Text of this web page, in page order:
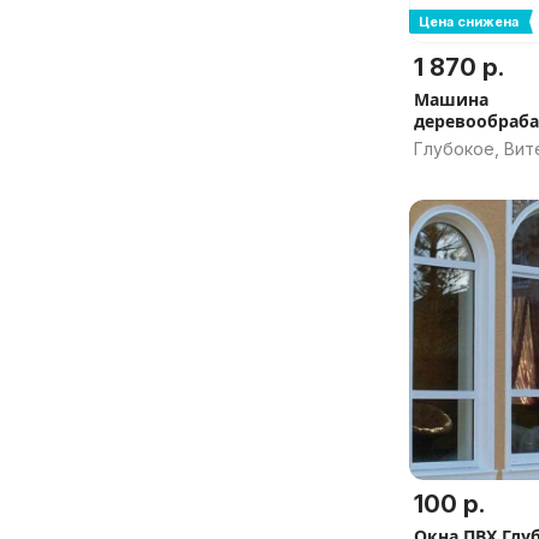
Цена снижена
1 870 р.
Машина
Мастер-
Глубокое,
100 р.